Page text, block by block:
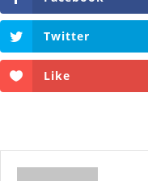
Twitter
Like